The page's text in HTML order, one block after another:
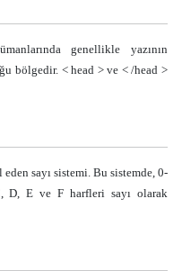
genellikle yazının
bölgedir. < head > ve < /head >
sayı sistemi. Bu sistemde, 0-
D, E ve F harfleri sayı olarak